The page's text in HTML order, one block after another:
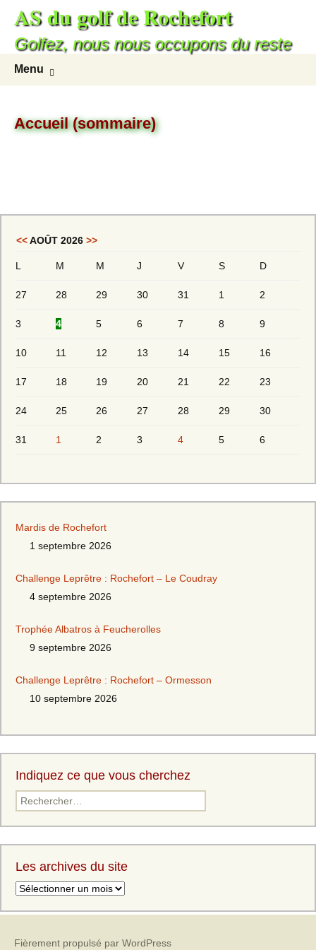
AS du golf de Rochefort
Golfez, nous nous occupons du reste
Menu
Accueil (sommaire)
<<AOÛT 2026 >>
L M M J V S D
27 28 29 30 31 1 2
3 4 5 6 7 8 9
10 11 12 13 14 15 16
17 18 19 20 21 22 23
24 25 26 27 28 29 30
31 1 2 3 4 5 6
Mardis de Rochefort
1 septembre 2026
Challenge Leprêtre : Rochefort – Le Coudray
4 septembre 2026
Trophée Albatros à Feucherolles
9 septembre 2026
Challenge Leprêtre : Rochefort – Ormesson
10 septembre 2026
Indiquez ce que vous cherchez
Les archives du site
Fièrement propulsé par WordPress